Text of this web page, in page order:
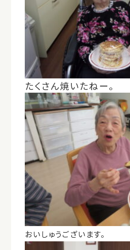
たくさん焼いたねー。
おいしゅうございます。